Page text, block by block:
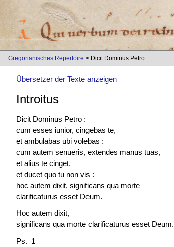
Gregorianisches Repertoire > Dicit Dominus Petro
Übersetzer der Texte anzeigen
Introitus
Dicit Dominus Petro :
cum esses iunior, cingebas te,
et ambulabas ubi volebas :
cum autem senueris, extendes manus tuas,
et alius te cinget,
et ducet quo tu non vis :
hoc autem dixit, significans qua morte
clarificaturus esset Deum.
Hoc autem dixit,
significans qua morte clarificaturus esset Deum.
Ps. 1